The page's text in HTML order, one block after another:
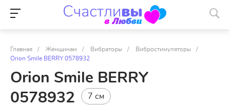
Главная / Женщинам / Вибраторы / Вибростимуляторы
/
Orion Smile BERRY 0578932
Orion Smile BERRY
0578932
7 см